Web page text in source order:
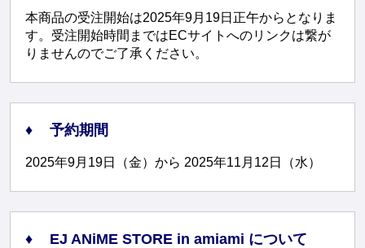
本商品の受注開始は2025年9月19日正午からとなりま
す。受注開始時間まではECサイトへのリンクは繋が
りませんのでご了承ください。
予約期間
2025年9月19日（金）から 2025年11月12日（水）
EJ ANiME STORE in amiami について